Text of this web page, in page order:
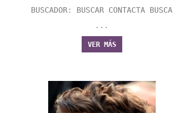
BUSCADOR: BUSCAR CONTACTA BUSCA
...
VER MÁS